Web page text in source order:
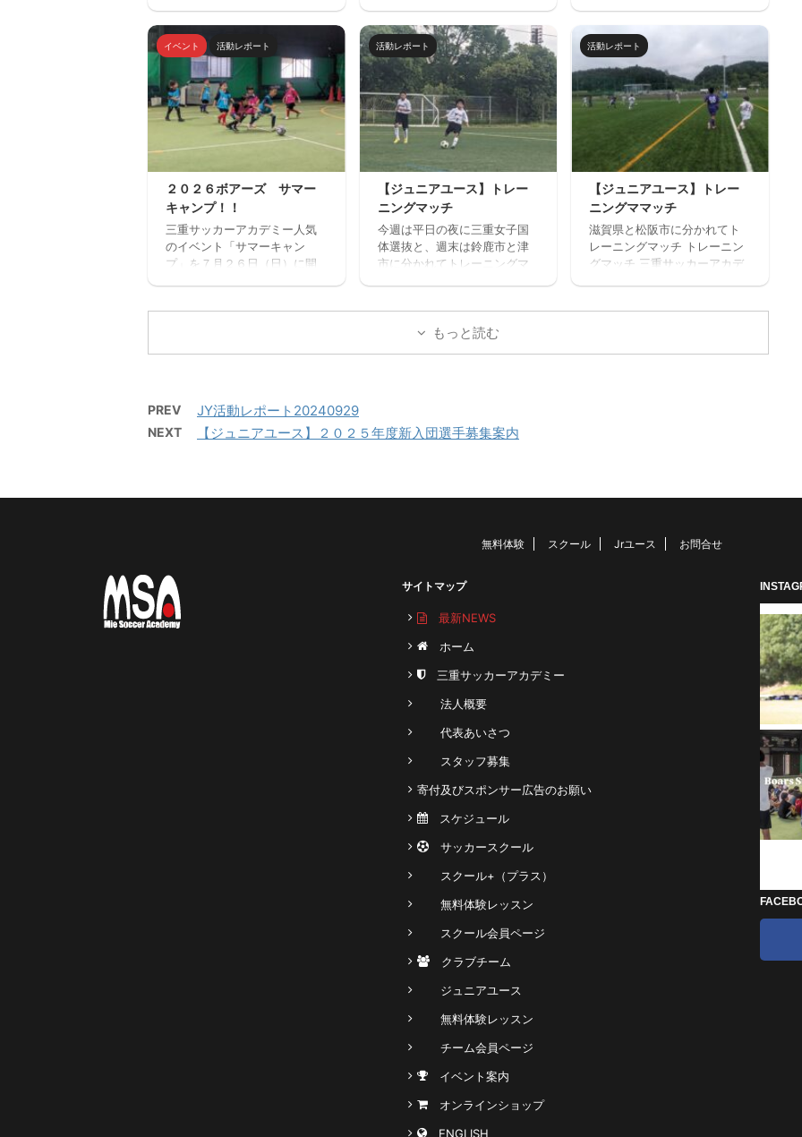
選手対象の体験練習会を開催
します。 ご興味のある方はぜ
ひご参加ください。体験練習
会を通して進路の選択肢の一
つとしてご検討いただければ
と思います。体験会のお申込
みはページ下にある申込フォ
ームからお願いいたします。
を第一とし、次の年代でさら
なる飛躍ができるよう活動し
ています。 中学生年代で獲得
すべき技術や戦術の徹底・
個々がもつストロングポイン
場「フットサーカス鈴鹿」で
ミニサッカー中心のストリー
トサッカー的サッカースクー
ルを開催します。毎回参加、
１回だけの参加OKと気軽に参
加できます。※参加にはお申込
みが必要です。下のフォーム
からお申込みください。キャ
ンセル等ないようご予定をご
確認の上お申し込みくださ
い。 ウォーミングアップを兼
ねた基礎技術練習の後、たく
さんミニサッカーの試合を実
施。そして毎日ベストプレヤ
ーを選出！！ 協賛：Mreform
時間割： 小学１ー３年生 １
ました。 兵庫遠征 三重サッカ
ーアカデミー 対 FC VAIZE・
高槻ジーグ・CAOS（大阪）・
ハジャス（岡山）・FCファル
トラーダ（広島）・MIOびわこ
滋賀・レイジェンド滋賀
https://miesocceracademy.c
content/uploads/2026/07/PX
L_20260718_080122879.mp4
トレーニングマッチ 三重サッ
カーアカデミー 対 鈴 ...
イベント 活動レポート
２０２６ボアーズ サマー
キャンプ！！
三重サッカーアカデミー人気
のイベント「サマーキャン
プ」を７月２６日（日）に開
ッカー大会と盛りだくさんの
場）－１７：００ 【会場】フ
ットサーカス鈴鹿（屋内フッ
めの水筒）・着替え（午後練
活動レポート
【ジュニアユース】トレー
ニングマッチ
今週は平日の夜に三重女子国
体選抜と、週末は鈴鹿市と津
市に分かれてトレーニングマ
カデミー 対 三重女子国体
三重サッカーアカデミー
活動レポート
【ジュニアユース】トレー
ニングママッチ
滋賀県と松阪市に分かれてト
レーニングマッチ トレーニン
グマッチ 三重サッカーアカデ
ェルデラッソ松阪
もっと読む
PREV JY活動レポート20240929
NEXT 【ジュニアユース】２０２５年度新入団選手募集案内
無料体験 スクール Jrユース お問合せ
サイトマップ
最新NEWS
ホーム
三重サッカーアカデミー
法人概要
代表あいさつ
スタッフ募集
寄付及びスポンサー広告のお願い
スケジュール
サッカースクール
スクール+（プラス）
無料体験レッスン
スクール会員ページ
クラブチーム
ジュニアユース
無料体験レッスン
チーム会員ページ
イベント案内
オンラインショップ
ENGLISH